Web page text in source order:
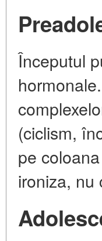
Începutul
(ciclism,
pe
ironiza, nu